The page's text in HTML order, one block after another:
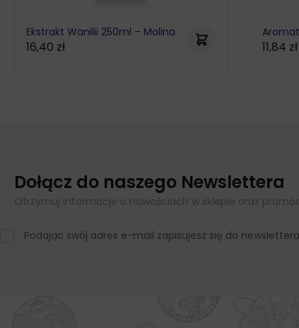
Ekstrakt Wanilii 250ml – Molina
16,40 zł 11,84 zł
Dołącz do naszego Newslettera
Otrzymuj informacje o nowościach w sklepie oraz
Podając swój adres e-mail zapisujesz się do